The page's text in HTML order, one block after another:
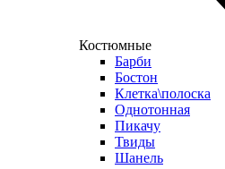
Костюмные
Барби
Бостон
Клетка\полоска
Однотонная
Пикачу
Твиды
Шанель